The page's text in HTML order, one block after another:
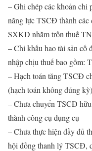
– Ghi chép các khoản chi
năng lực TSCĐ thành các
SXKD nhằm trốn thuế
– Chi khấu hao tài sản cố
nhập chịu thuế bao gồm:
– Hạch toán tăng TSCĐ
(hạch toán không đúng
– Chưa chuyển TSCĐ
thành công cụ dụng cụ
– Chưa thực hiện đầy đủ
hội đồng thanh lý TSCĐ,